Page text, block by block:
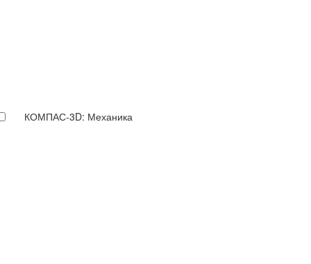
КОМПАС-3D: Механика